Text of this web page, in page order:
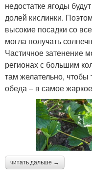
недостатке ягоды
долей кислинки.
высокие посадки со
могла получать
Частичное затенение
регионах с большим
там желательно,
обеда – в самое
читать дальше →